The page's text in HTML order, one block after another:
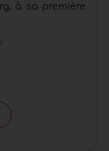
à sa première